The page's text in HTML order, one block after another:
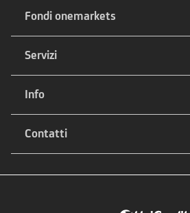
Fondi onemarkets
Servizi
Info
Contatti